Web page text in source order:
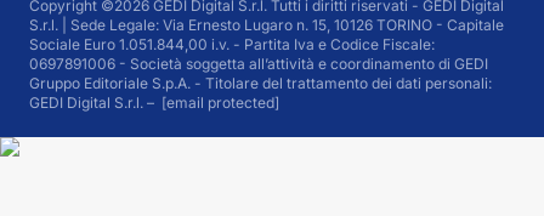
Copyright ©2026 GEDI Digital S.r.l. Tutti i diritti riservati - GEDI Digital
S.r.l. | Sede Legale: Via Ernesto Lugaro n. 15, 10126 TORINO - Capitale
Sociale Euro 1.051.844,00 i.v. - Partita Iva e Codice Fiscale:
0697891006 - Società soggetta all’attività e coordinamento di GEDI
Gruppo Editoriale S.p.A. - Titolare del trattamento dei dati personali:
GEDI Digital S.r.l. – [email protected]